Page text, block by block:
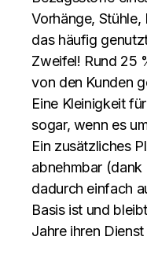
Vorhänge,
das häufig
Zweifel! Rund 25
von den Kunden
Eine Kleinigkeit
sogar, wenn es
Ein zusätzliches
abnehmbar
dadurch einfach
Basis ist und
Jahre ihren Dienst